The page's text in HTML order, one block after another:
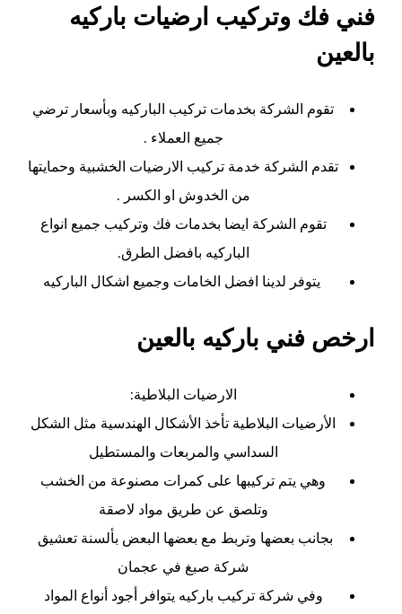
فني فك وتركيب ارضيات باركيه
بالعين
تقوم الشركة بخدمات تركيب الباركيه وبأسعار ترضي
جميع العملاء .
تقدم الشركة خدمة تركيب الارضيات الخشبية وحمايتها
من الخدوش او الكسر .
تقوم الشركة ايضا بخدمات فك وتركيب جميع انواع
الباركيه بافضل الطرق.
يتوفر لدينا افضل الخامات وجميع اشكال الباركيه
ارخص فني باركيه بالعين
الارضيات البلاطية:
الأرضيات البلاطية تأخذ الأشكال الهندسية مثل الشكل
السداسي والمربعات والمستطيل
وهي يتم تركيبها على كمرات مصنوعة من الخشب
وتلصق عن طريق مواد لاصقة
بجانب بعضها وتربط مع بعضها البعض بألسنة تعشيق
شركة صبغ في عجمان
وفي شركة تركيب باركيه يتوافر أجود أنواع المواد